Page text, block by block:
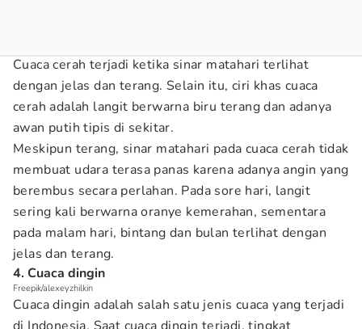
Cuaca cerah terjadi ketika sinar matahari terlihat
dengan jelas dan terang. Selain itu, ciri khas cuaca
cerah adalah langit berwarna biru terang dan adanya
awan putih tipis di sekitar.
Meskipun terang, sinar matahari pada cuaca cerah tidak
membuat udara terasa panas karena adanya angin yang
berembus secara perlahan. Pada sore hari, langit
sering kali berwarna oranye kemerahan, sementara
pada malam hari, bintang dan bulan terlihat dengan
jelas dan terang.
4. Cuaca dingin
Freepik/alexeyzhilkin
Cuaca dingin adalah salah satu jenis cuaca yang terjadi